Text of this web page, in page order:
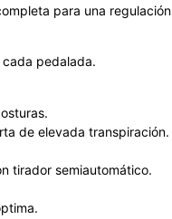
para una regulación
pedalada.
de elevada transpiración.
tirador semiautomático.